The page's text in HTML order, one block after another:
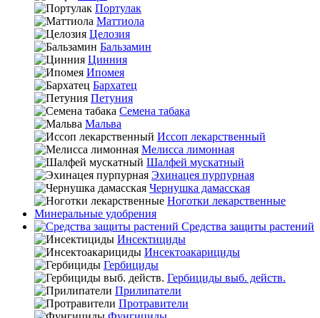
Портулак
Маттиола
Целозия
Бальзамин
Цинния
Ипомея
Бархатец
Петуния
Семена табака
Мальва
Иссоп лекарственный
Мелисса лимонная
Шалфей мускатный
Эхинацея пурпурная
Чернушка дамасская
Ноготки лекарственные
Минеральные удобрения
Средства защиты растений
Инсектициды
Инсектоакарициды
Гербициды
Гербициды выб. действ.
Прилипатели
Протравители